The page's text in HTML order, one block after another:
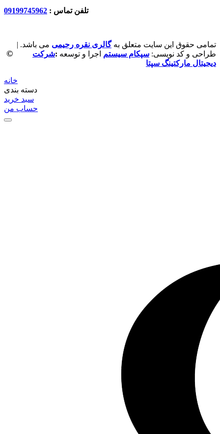
تلفن تماس : 09199745962
©
تمامی حقوق این سایت متعلق بهگالری نقره رحیمی می باشد. |
طراحی و کد نویسی: سپکام سیستم اجرا و توسعه :شرکت
دیجیتال مارکتینگ سپتا
خانه
دسته بندی
سبد خرید
حساب من